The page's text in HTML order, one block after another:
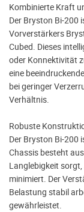
Kombinierte Kraft
Der Bryston Bi-200
Vorverstärkers
Cubed. Dieses
oder Konnektivität
eine
bei geringer
Verhältnis.
Robuste
Der Bryston Bi-200
Chassis besteht
Langlebigkeit
minimiert. Der
Belastung stabil
gewährleistet.